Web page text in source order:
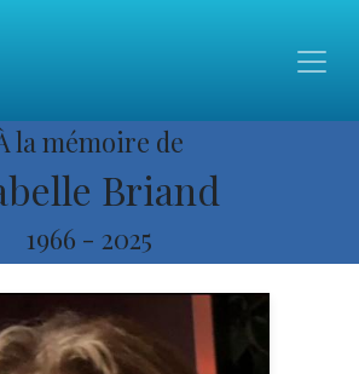
la mémoire de
Briand
1966 - 2025